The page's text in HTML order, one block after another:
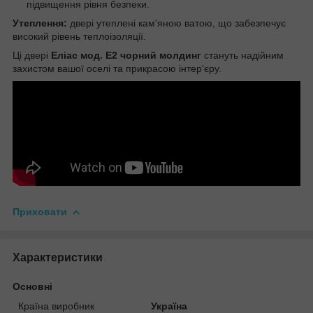
підвищення рівня безпеки.
Утеплення: двері утеплені кам'яною ватою, що забезпечує
високий рівень теплоізоляції.
Ці двері Еліас мод. Е2 чорний молдинг стануть надійним
захистом вашої оселі та прикрасою інтер'єру.
Приховати
Характеристики
Основні
Країна виробник
Україна